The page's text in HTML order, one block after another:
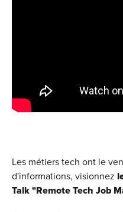
Les métiers tech ont le
d'informations, visionnez
Talk "Remote Tech Job